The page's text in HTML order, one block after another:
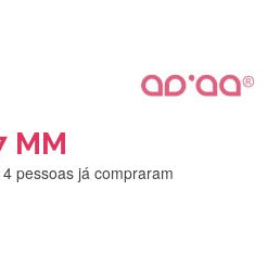
MM
pessoas já compraram